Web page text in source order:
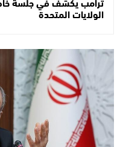
الولايات المتحدة